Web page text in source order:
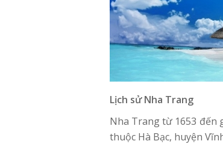
Lịch sử Nha Trang
Nha Trang từ 1653 đến
thuộc Hà Bạc, huyện